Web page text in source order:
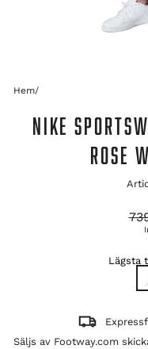
Hem/
NIKE
ROSE
pris
Lägsta
Säljs av Footway.com